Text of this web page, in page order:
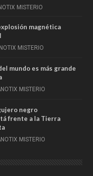
MISTERIO
magnética
MISTERIO
mundo es más grande
MISTERIO
negro
frente a la Tierra
MISTERIO